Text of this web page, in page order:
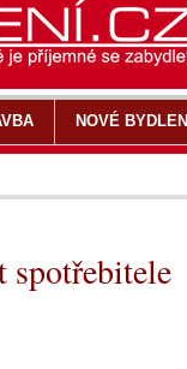
spotřebitele
NOVÉ BYDLENÍ